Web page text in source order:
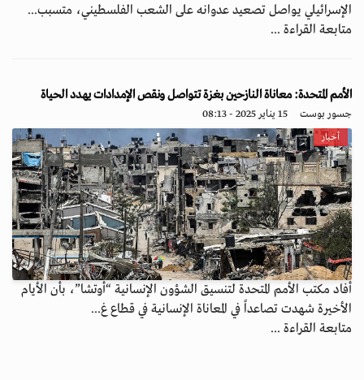
الإسرائيلي يواصل تصعيد عدوانه على الشعب الفلسطيني، متسبب...
متابعة القراءة ...
الأمم المتحدة: معاناة النازحين بغزة تتواصل ونقص الإمدادات يهدد الحياة
جسور بوست 15 يناير 2025 - 08:13
أخبار
أفاد مكتب الأمم المتحدة لتنسيق الشؤون الإنسانية “أوتشا”، بأن الأيام
الأخيرة شهدت تصاعداً في المعاناة الإنسانية في قطاع غ...
متابعة القراءة ...